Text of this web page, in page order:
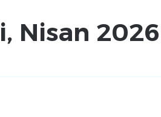
Nisan 2026